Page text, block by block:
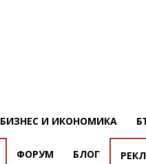
БИЗНЕС И ИКОНОМИКА
ФОРУМ БЛОГ